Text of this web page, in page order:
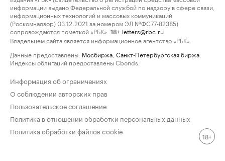
информации выдано Федеральной службой по надзору в сфере связи,
информационных технологий и массовых коммуникаций
(Роскомнадзор) 03.12.2021 за номером ЭЛ №ФС77-82385)
сопровождаются пометкой «РБК».
18+ letters@rbc.ru
Владельцем сайта является информационное агентство «РБК».
Данные предоставлены: Мосбиржа Санкт-Петербургская биржа
Индексы облигаций предоставлены Cbonds.
Информация об ограничениях
О соблюдении авторских прав
Пользовательское соглашение
Политика в отношении обработки персональных данных
Политика обработки файлов cookie
18+